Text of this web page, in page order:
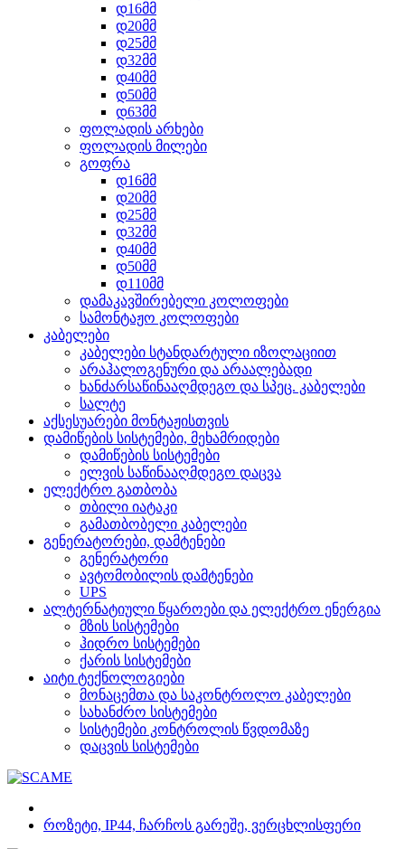
დ16მმ
დ20მმ
დ25მმ
დ32მმ
დ40მმ
დ50მმ
დ63მმ
ფოლადის არხები
ფოლადის მილები
გოფრა
დ16მმ
დ20მმ
დ25მმ
დ32მმ
დ40მმ
დ50მმ
დ110მმ
დამაკავშირებელი კოლოფები
სამონტაჟო კოლოფები
კაბელები
კაბელები სტანდარტული იზოლაციით
არაჰალოგენური და არაალებადი
ხანძარსაწინააღმდეგო და სპეც. კაბელები
სალტე
აქსესუარები მონტაჟისთვის
დამიწების სისტემები, მეხამრიდები
დამიწების სისტემები
ელვის საწინააღმდეგო დაცვა
ელექტრო გათბობა
თბილი იატაკი
გამათბობელი კაბელები
გენერატორები, დამტენები
გენერატორი
ავტომობილის დამტენები
UPS
ალტერნატიული წყაროები და ელექტრო ენერგია
მზის სისტემები
ჰიდრო სისტემები
ქარის სისტემები
აიტი ტექნოლოგიები
მონაცემთა და საკონტროლო კაბელები
სახანძრო სისტემები
სისტემები კონტროლის წვდომაზე
დაცვის სისტემები
როზეტი, IP44, ჩარჩოს გარეშე, ვერცხლისფერი